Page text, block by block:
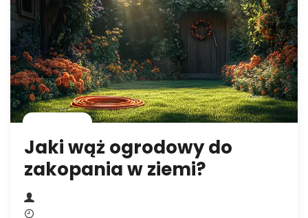
Jaki wąż ogrodowy do
zakopania w ziemi?